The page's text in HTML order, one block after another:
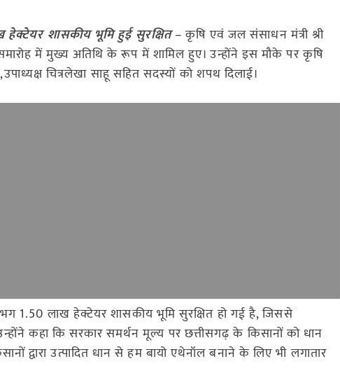
शासकीय भूमि हुई सुरक्षित– कृषि एवं जल संसाधन मंत्री श्री
में मुख्य अतिथि के रूप में शामिल हुए। उन्होंने इस मौके पर कृषि
चित्रलेखा साहू सहित सदस्यों को शपथ दिलाई।
1.50 लाख हेक्टेयर शासकीय भूमि सुरक्षित हो गई है, जिससे
कहा कि सरकार समर्थन मूल्य पर छत्तीसगढ़ के किसानों को धान
द्वारा उत्पादित धान से हम बायो एथेनॉल बनाने के लिए भी लगातार